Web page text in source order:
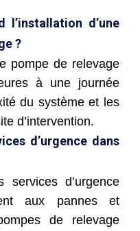
l’installation d’une
?
pompe de relevage
à une journée
du système et les
d’intervention.
d’urgence dans
services d’urgence
aux pannes et
de relevage